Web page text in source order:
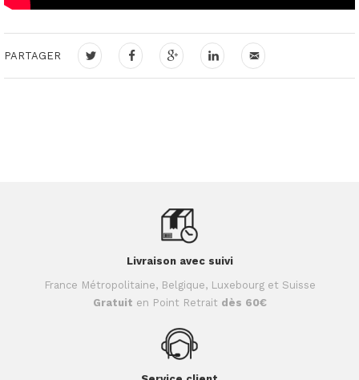
PARTAGER
Livraison avec suivi
France Métropolitaine, Belgique, Luxebourg et Suisse
Gratuit en Point Retrait dès 60€